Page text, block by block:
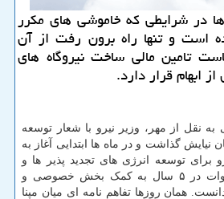
در شرایطی که خاموشی های مکرر
است و تنها راه برون رفت از آن
تامین مالی ساخت نیروگاه های
ابهام قرار دارد.
نقل از مهر، وزیر نیرو با شعار توسعه
نیایش گذاشت و در ماه ها ابتدایی آغاز به
برای توسعه انرژی های تجدید پذیر ها و
رسیدن به ۵۰ هزار مگاوات در ۵ سال به کمک بخش خصوصی و
همان روزها تفاهم نامه ای میان مپنا